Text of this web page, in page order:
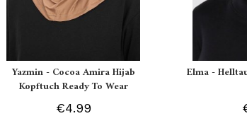
Yazmin - Cocoa Amira Hijab
Kopftuch Ready To Wear
€4.99
Elma -